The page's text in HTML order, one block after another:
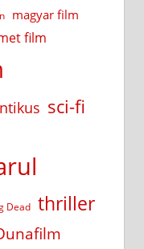
magyar film
film
sci-fi
Dead thriller